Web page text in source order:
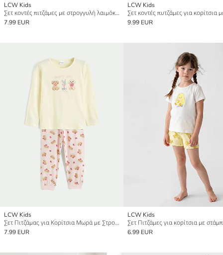
LCW Kids
Σετ κοντές πιτζάμες με στρογγυλή λαιμόκοψη για κορίτσια
7.99 EUR
LCW Kids
9.99 EUR
LCW Kids
Σετ Πιτζάμας για Κορίτσια Μωρά με Στρογγυλή Λαιμόκοψη και Εκτύπωση
7.99 EUR
LCW Kids
6.99 EUR